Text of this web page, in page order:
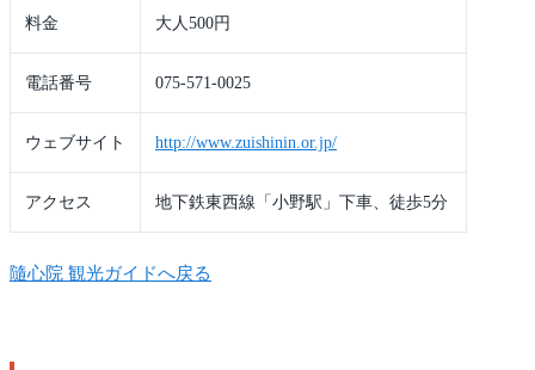
料金 大人500円
電話番号 075-571-0025
ウェブサイト http://www.zuishinin.or.jp/
アクセス 地下鉄東西線「小野駅」下車、徒歩5分
隨心院 観光ガイドへ戻る